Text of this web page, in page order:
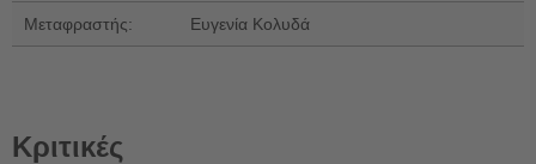
Μεταφραστής: Ευγενία Κολυδά
Κριτικές